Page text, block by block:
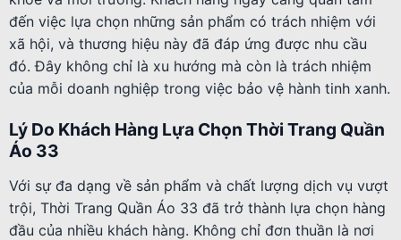
đến việc lựa chọn những sản phẩm có trách nhiệm với
xã hội, và thương hiệu này đã đáp ứng được nhu cầu
đó. Đây không chỉ là xu hướng mà còn là trách nhiệm
của mỗi doanh nghiệp trong việc bảo vệ hành tinh xanh.
Lý Do Khách Hàng Lựa Chọn Thời Trang Quần
Áo 33
Với sự đa dạng về sản phẩm và chất lượng dịch vụ vượt
trội, Thời Trang Quần Áo 33 đã trở thành lựa chọn hàng
đầu của nhiều khách hàng. Không chỉ đơn thuần là nơi